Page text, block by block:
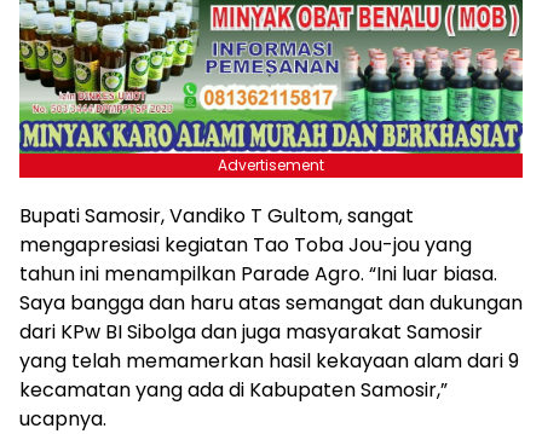
Advertisement
Bupati Samosir, Vandiko T Gultom, sangat
mengapresiasi kegiatan Tao Toba Jou-jou yang
tahun ini menampilkan Parade Agro. “Ini luar biasa.
Saya bangga dan haru atas semangat dan dukungan
dari KPw BI Sibolga dan juga masyarakat Samosir
yang telah memamerkan hasil kekayaan alam dari 9
kecamatan yang ada di Kabupaten Samosir,”
ucapnya.